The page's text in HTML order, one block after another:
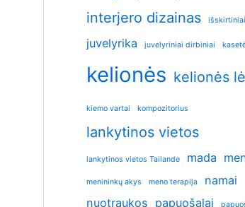
interjero dizainas
juvelyrika juvelyriniai dirbiniai
kelionės kelionės
kiemo vartai kompozitorius
lankytinos vietos
lankytinos vietos Tailande mada
menininkų akys meno terapija
namai
nuotraukos papuošalai